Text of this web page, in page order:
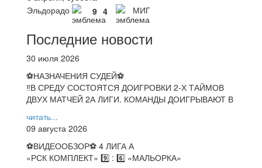
Эльдорадо
9 4 МИГ
Последние новости
30 июля 2026
⚽НАЗНАЧЕНИЯ СУДЕЙ⚽
‼В СРЕДУ СОСТОЯТСЯ ДОИГРОВКИ 2-Х ТАЙМОВ
ДВУХ МАТЧЕЙ 2А ЛИГИ. КОМАНДЫ ДОИГРЫВАЮТ В
читать...
09 августа 2026
⚽️ВИДЕООБЗОР⚽️ 4 ЛИГА А
«РСК КОМПЛЕКТ» 9️⃣ : 6️⃣ «МАЛЬОРКА»